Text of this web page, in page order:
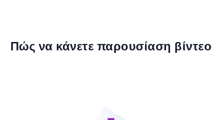
Πώς να κάνετε παρουσίαση βίντεο